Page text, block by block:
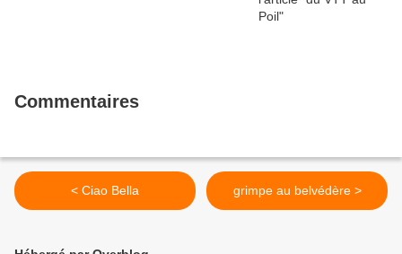
Commentaires
< Ciao Bella grimpe au belvédère >